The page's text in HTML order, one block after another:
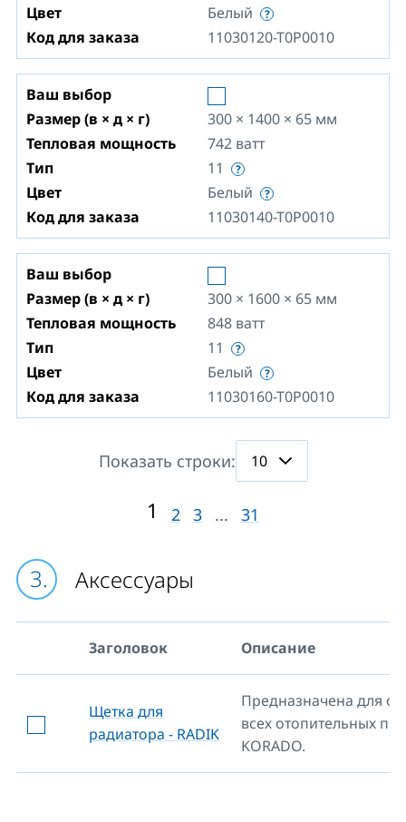
Цвет
Белый
Код для заказа
11030120-T0P0010
Ваш выбор
Размер (в × д × г)
300 × 1400 × 65 мм
Тепловая мощность
742 ватт
Тип
11
Цвет
Белый
Код для заказа
11030140-T0P0010
Ваш выбор
Размер (в × д × г)
300 × 1600 × 65 мм
Тепловая мощность
848 ватт
Тип
11
Цвет
Белый
Код для заказа
11030160-T0P0010
Показать строки:
1 2 3 ... 31
Aксессуары
Заголовок Описание
Щетка для
радиатора - RADIK
Предназначена для
всех отопительных
KORADO.